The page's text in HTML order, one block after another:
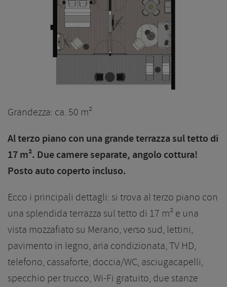
Grandezza: ca. 50 m²
Al terzo piano con una grande terrazza sul tetto di
17 m². Due camere separate, angolo cottura!
Posto auto coperto incluso.
Ecco i principali dettagli: si trova al terzo piano con
una splendida terrazza sul tetto di 17 m² e una
vista mozzafiato su Merano, verso sud, lettini,
pavimento in legno, aria condizionata, TV HD,
telefono, cassaforte, doccia/WC, asciugacapelli,
specchio per trucco, Wi-Fi gratuito, due stanze